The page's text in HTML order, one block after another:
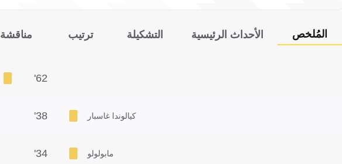
المُلخص الأحداث الرئيسية التشكيلة ترتيب مناقشة
62'
كيالوندا غاسبار 38'
مابولولو 34'